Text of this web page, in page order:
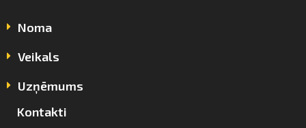
Noma
Veikals
Uzņēmums
Kontakti